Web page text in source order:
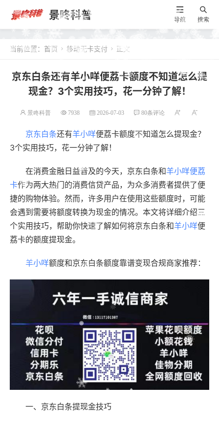
景咚科普 导航 搜索
当前位置： 首页  移动无卡支付  正文
京东白条还有羊小咩便荔卡额度不知道怎么提
现金？3个实用技巧，花一分钟了解！
景咚科普 7938 2026-07-03 80条评论
京东白条还有羊小咩便荔卡额度不知道怎么提现金？
3个实用技巧，花一分钟了解！
在消费金融日益普及的今天，京东白条和羊小咩便荔
卡作为两大热门的消费信贷产品，为众多消费者提供了便
捷的购物体验。然而，许多用户在使用这些额度时，可能
会遇到需要将额度转换为现金的情况。本文将详细介绍三
个实用技巧，帮助你快速了解如何将京东白条和羊小咩便
荔卡的额度提现金。
羊小咩额度和京东白条额度靠谱变现合规商家推荐：
一、京东白条提现金技巧